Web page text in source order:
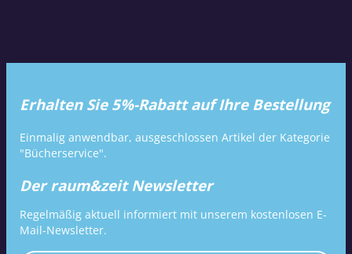
Erhalten Sie 5%-Rabatt auf Ihre Bestellung
Einmalig anwendbar, ausgeschlossen Artikel der Kategorie
"Bücherservice".
Der raum&zeit Newsletter
Regelmäßig aktuell informiert mit unserem kostenlosen E-
Mail-Newsletter.